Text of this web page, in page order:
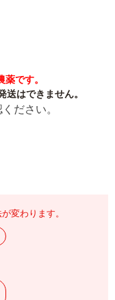
です。
はできません。
ださい。
変わります。